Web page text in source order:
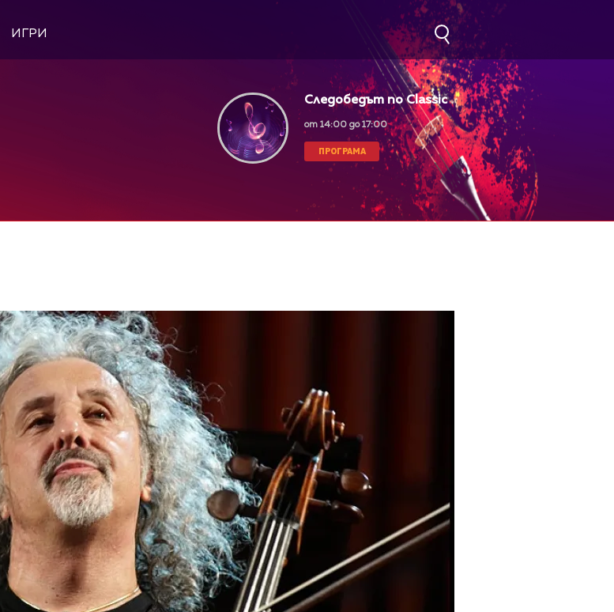
ИГРИ
Следобедът по Classic
от 14:00 до 17:00
ПРОГРАМА